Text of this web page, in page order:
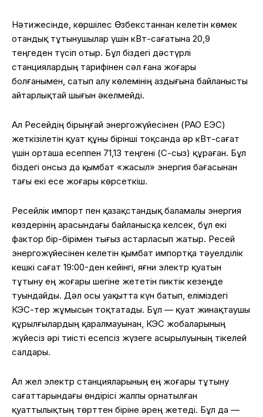
Нәтижесінде, көршілес Өзбекстаннан келетін көмек
отандық тұтынушылар үшін кВт-сағатына 20,9
теңгеден түсіп отыр. Бұл біздегі дәстүрлі
станциялардың тарифінен сәл ғана жоғары
болғанымен, сатып алу көлемінің аздығына байланысты
айтарлықтай шығын әкелмейді.
Ал Ресейдің бірыңғай энергожүйесінен (РАО ЕЭС)
жеткізілетін қуат құны бірінші тоқсанда әр кВт-сағат
үшін орташа есеппен 71,13 теңгені (ҚҚС-сыз) құраған. Бұл
біздегі онсыз да қымбат «жасыл» энергия бағасынан
тағы екі есе жоғары көрсеткіш.
Ресейлік импорт пен қазақстандық баламалы энергия
көздерінің арасындағы байланысқа келсек, бұл екі
фактор бір-бірімен тығыз астарласып жатыр. Ресей
энергожүйесінен келетін қымбат импортқа тәуелділік
кешкі сағат 19:00-ден кейінгі, яғни электр қуатын
тұтыну ең жоғары шегіне жететін пиктік кезеңде
туындайды. Дәл осы уақытта күн батып, еліміздегі
КЭС-тер жұмысын тоқтатады. Бұл — қуат жинақтаушы
құрылғылардың қаралмауынан, КЭС жобаларының
жүйесіз әрі тиісті есепсіз жүзеге асырылуының тікелей
салдары.
Ал жел электр станцияларының ең жоғары тұтыну
сағаттарындағы өндірісі жалпы орнатылған
қуаттылықтың төрттен біріне әрең жетеді. Бұл да —